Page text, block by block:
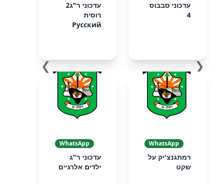
❮
עדכוני סבבוס
4
עדכוני ר"ג2
רוסית
Русский
WhatsApp
רמתגנצ'יק על
שקט
WhatsApp
עדכוני ר"ג
ילדים אלרגיים
❯